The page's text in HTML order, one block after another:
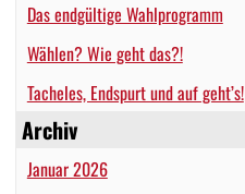
Das endgültige Wahlprogramm
Wählen? Wie geht das?!
Tacheles, Endspurt und auf geht’s!
Archiv
Januar 2026